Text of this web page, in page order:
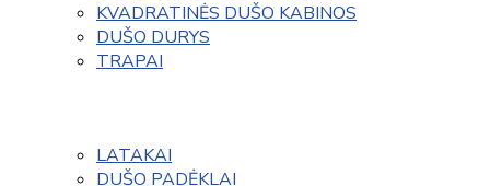
KVADRATINĖS DUŠO KABINOS
DUŠO DURYS
TRAPAI
LATAKAI
DUŠO PADĖKLAI